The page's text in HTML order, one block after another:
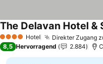
4 Sterne Hotel Direkter Zugang
The Delavan Hotel &
8,5 Hervorragend 2.884